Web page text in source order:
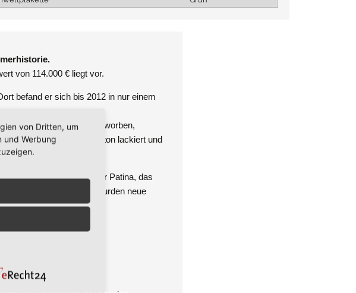
von 114.000 € liegt vor.
befand er sich bis 2012 in nur einem
Maserati Sammler erworben,
Jahr neu im original Farbton lackiert und
original Leder mit schöner Patina, das
überarbeitet und es wurden neue
ruhig.
werden.
Seite.
von Dritten, um
und Werbung